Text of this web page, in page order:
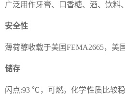
广泛用作牙膏、口香糖、酒、饮料
安全性
薄荷醇收载于美国FEMA2665，美
储存
闪点:93 ℃，可燃。化学性质比较